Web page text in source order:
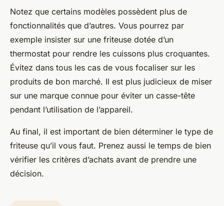
Notez que certains modèles possèdent plus de
fonctionnalités que d’autres. Vous pourrez par
exemple insister sur une friteuse dotée d’un
thermostat pour rendre les cuissons plus croquantes.
Évitez dans tous les cas de vous focaliser sur les
produits de bon marché. Il est plus judicieux de miser
sur une marque connue pour éviter un casse-tête
pendant l’utilisation de l’appareil.
Au final, il est important de bien déterminer le type de
friteuse qu’il vous faut. Prenez aussi le temps de bien
vérifier les critères d’achats avant de prendre une
décision.